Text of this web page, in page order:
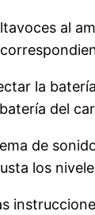
al
la
del
de
los